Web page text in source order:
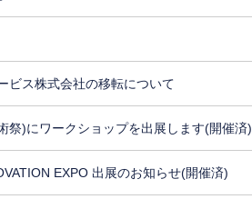
ビス株式会社の移転について
祭)にワークショップを出展します(開催済)
EXPO 出展のお知らせ(開催済)